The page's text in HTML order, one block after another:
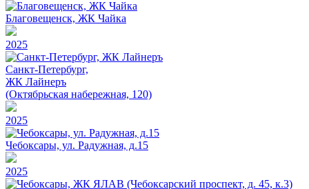
Благовещенск, ЖК Чайка
2025
Санкт-Петербург,
ЖК Лайнеръ
(Октябрьская набережная, 120)
2025
Чебоксары, ул. Радужная, д.15
2025